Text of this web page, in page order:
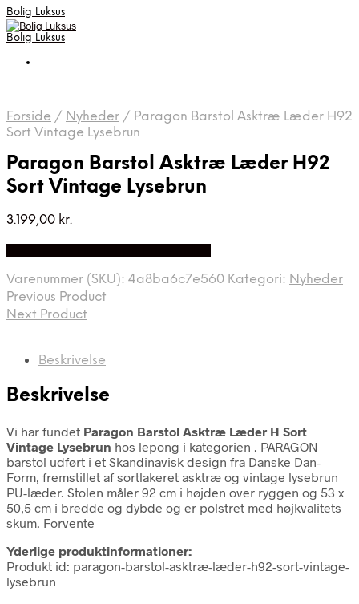
Bolig Luksus
Bolig Luksus
Forside / Nyheder / Paragon Barstol Asktræ Læder H92
Sort Vintage Lysebrun
Paragon Barstol Asktræ Læder H92
Sort Vintage Lysebrun
3.199,00 kr.
Varenummer (SKU): 4a8ba6c7e560 Kategori: Nyheder
Previous Product
Next Product
Beskrivelse
Beskrivelse
Vi har fundet Paragon Barstol Asktræ Læder H Sort
Vintage Lysebrun hos lepong i kategorien . PARAGON
barstol udført i et Skandinavisk design fra Danske Dan-
Form, fremstillet af sortlakeret asktræ og vintage lysebrun
PU-læder. Stolen måler 92 cm i højden over ryggen og 53 x
50,5 cm i bredde og dybde og er polstret med højkvalitets
skum. Forvente
Yderlige produktinformationer:
Produkt id: paragon-barstol-asktræ-læder-h92-sort-vintage-
lysebrun